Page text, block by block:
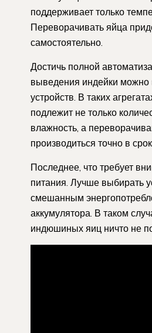
поддерживает только
Переворачивать яйца
самостоятельно.
Достичь полной
выведения индейки
устройств. В таких
подлежит не только
влажность, а
производиться точно в
Последнее, что требует
питания. Лучше выбирать
смешанным
аккумулятора. В таком
индюшиных яиц ничто не